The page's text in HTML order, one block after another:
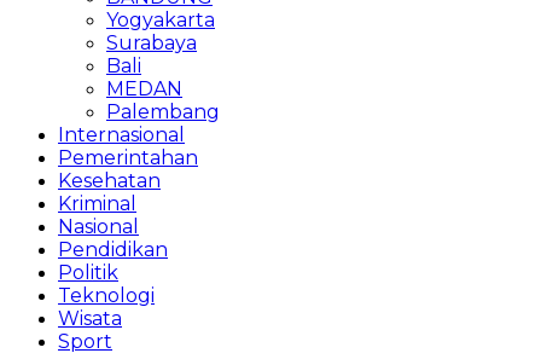
Yogyakarta
Surabaya
Bali
MEDAN
Palembang
Internasional
Pemerintahan
Kesehatan
Kriminal
Nasional
Pendidikan
Politik
Teknologi
Wisata
Sport